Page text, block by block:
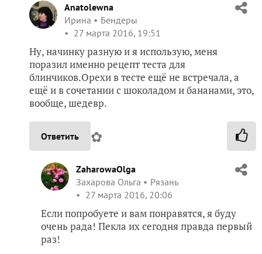
Anatolewna
Ирина
Бендеры
27 марта 2016, 19:51
Ну, начинку разную и я использую, меня
поразил именно рецепт теста для
блинчиков.Орехи в тесте ещё не встречала, а
ещё и в сочетании с шоколадом и бананами, это,
вообще, шедевр.
Ответить ✿
ZaharowaOlga
Захарова Ольга
Рязань
27 марта 2016, 20:06
Если попробуете и вам понравятся, я буду
очень рада! Пекла их сегодня правда первый
раз!